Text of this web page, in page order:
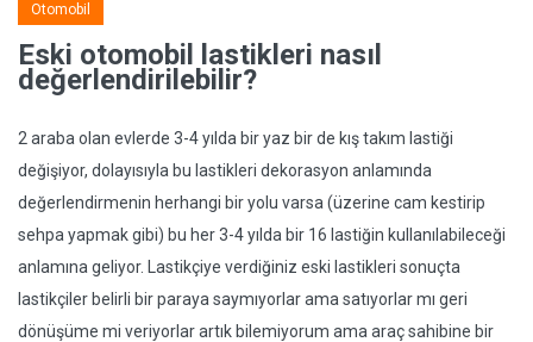
Otomobil
Eski otomobil lastikleri nasıl
değerlendirilebilir?
2 araba olan evlerde 3-4 yılda bir yaz bir de kış takım lastiği
değişiyor, dolayısıyla bu lastikleri dekorasyon anlamında
değerlendirmenin herhangi bir yolu varsa (üzerine cam kestirip
sehpa yapmak gibi) bu her 3-4 yılda bir 16 lastiğin kullanılabileceği
anlamına geliyor. Lastikçiye verdiğiniz eski lastikleri sonuçta
lastikçiler belirli bir paraya saymıyorlar ama satıyorlar mı geri
dönüşüme mi veriyorlar artık bilemiyorum ama araç sahibine bir